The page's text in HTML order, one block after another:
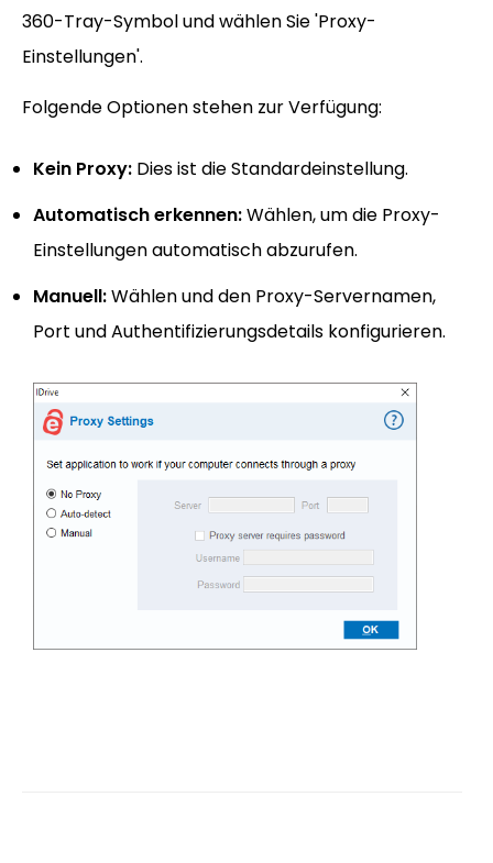
360-Tray-Symbol und wählen Sie 'Proxy-
Einstellungen'.
Folgende Optionen stehen zur Verfügung:
Kein Proxy: Dies ist die Standardeinstellung.
Automatisch erkennen:Wählen, um die Proxy-
Einstellungen automatisch abzurufen.
Manuell:Wählen und den Proxy-Servernamen,
Port und Authentifizierungsdetails konfigurieren.